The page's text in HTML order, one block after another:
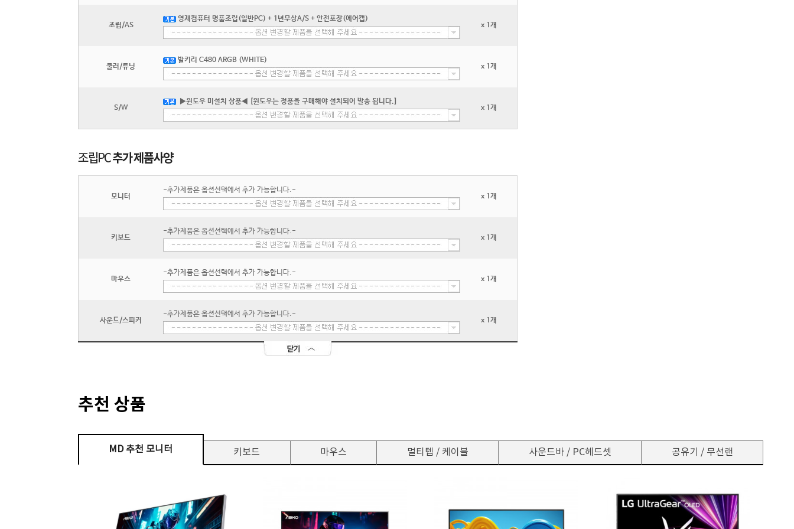
조립/AS
영재컴퓨터 명품조립(일반PC) + 1년무상A/S + 안전포장(에어캡)
x 1개
쿨러/튜닝
발키리 C480 ARGB (WHITE)
x 1개
S/W
▶윈도우 미설치 상품◀ [윈도우는 정품을 구매해야 설치되어 발송 됩니다.]
x 1개
모니터
-추가제품은 옵션선택에서 추가 가능합니다.-
x 1개
키보드
-추가제품은 옵션선택에서 추가 가능합니다.-
x 1개
마우스
-추가제품은 옵션선택에서 추가 가능합니다.-
x 1개
사운드/스피커
-추가제품은 옵션선택에서 추가 가능합니다.-
x 1개
추천 상품
MD 추천 모니터 키보드 마우스 멀티텝 / 케이블 사운드바 / PC헤드셋 공유기 / 무선랜